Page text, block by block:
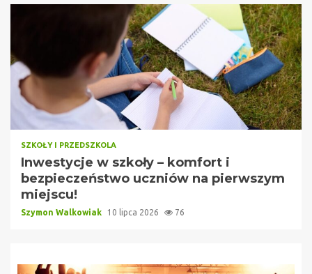
SZKOŁY I PRZEDSZKOLA
Inwestycje w szkoły – komfort i
bezpieczeństwo uczniów na pierwszym
miejscu!
Szymon Walkowiak 10 lipca 2026 76